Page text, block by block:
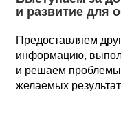
и развитие для
Предоставляем
информацию,
и решаем проблемы
желаемых